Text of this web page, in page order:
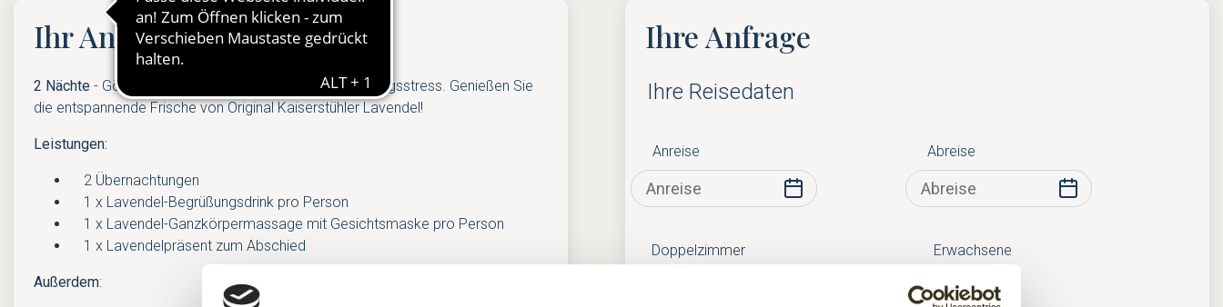
Ihr Angebot
2 Nächte - Gönnen Sie sich eine kleine Auszeit vom Alltagsstress. Genießen Sie
die entspannende Frische von Original Kaiserstühler Lavendel!
Leistungen:
2 Übernachtungen
1 x Lavendel-Begrüßungsdrink pro Person
1 x Lavendel-Ganzkörpermassage mit Gesichtsmaske pro Person
1 x Lavendelpräsent zum Abschied
Außerdem:
Ihre Anfrage
Ihre Reisedaten
Anreise Abreise
Doppelzimmer Erwachsene